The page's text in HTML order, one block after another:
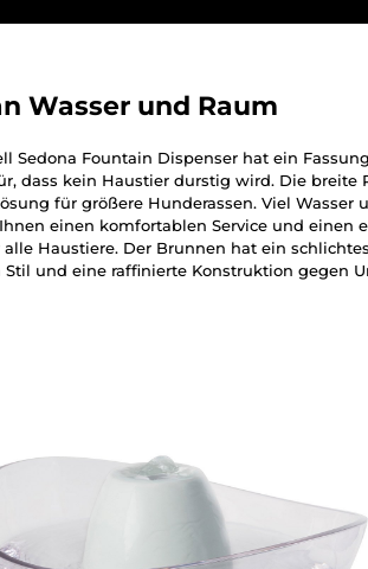
Wasser und Raum
Sedona Fountain Dispenser hat ein
dass kein Haustier durstig wird. Die breite
für größere Hunderassen. Viel Wasser
einen komfortablen Service und einen
alle Haustiere. Der Brunnen hat ein
Stil und eine raffinierte Konstruktion gegen